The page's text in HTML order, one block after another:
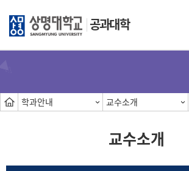
공과대학
학과안내 교수소개
교수소개